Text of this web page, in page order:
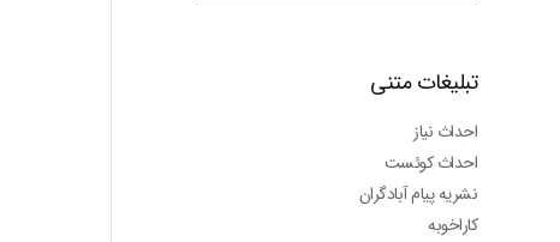
تبلیغات متنی
احداث نیاز
احداث کوئست
نشریه پیام آبادگران
کاراخوبه